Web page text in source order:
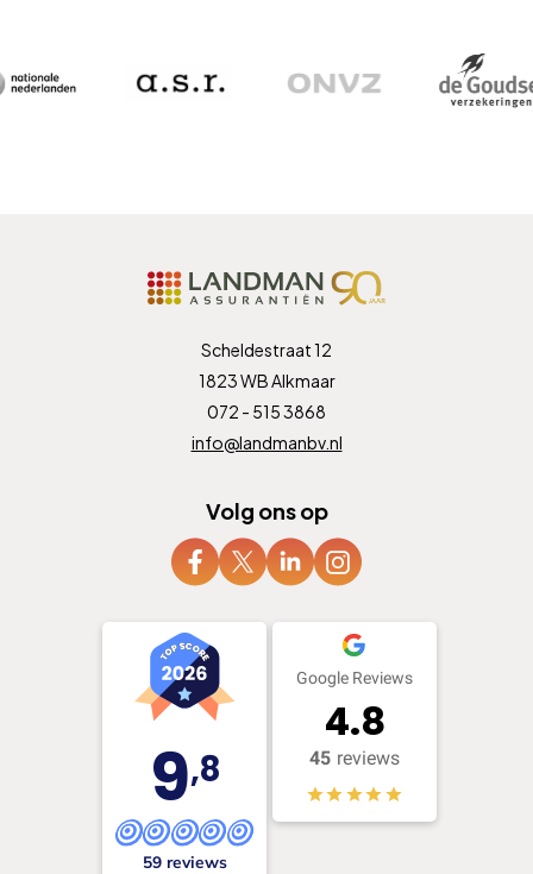
Scheldestraat 12
1823 WB Alkmaar
072 - 515 3868
info@landmanbv.nl
Volg ons op
9,8
59 reviews
Google Reviews
4.8
45 reviews